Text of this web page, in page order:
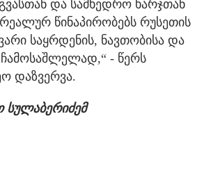
და სამხედრო ხარჯთან
წინაპირობებს რუსეთის
საყრდენის, ნავთობისა და
ჩამოსაშლელად,“ - წერს
დაზვერვა.